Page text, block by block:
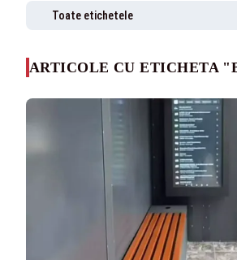
Toate etichetele
ARTICOLE CU ETICHETA